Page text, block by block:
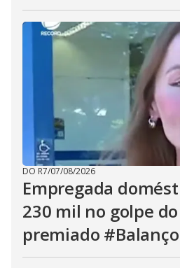
DO R7/07/08/2026
Empregada
230 mil no golpe
premiado